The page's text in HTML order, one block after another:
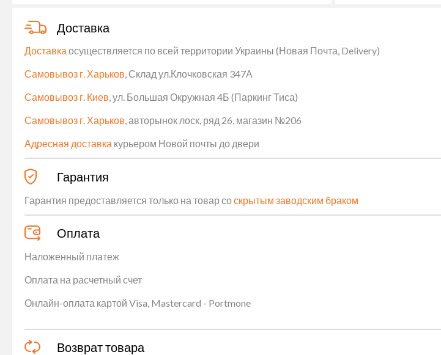
Доставка
Доставка осуществляется по всей территории Украины (Новая Почта, Delivery)
Самовывоз г. Харьков , Склад ул.Клочковская 347А
Самовывоз г. Киев , ул. Большая Окружная 4Б (Паркинг Тиса)
Самовывоз г. Харьков , авторынок лоск, ряд 26, магазин №206
Адресная доставка курьером Новой почты до двери
Гарантия
Гарантия предоставляется только на товар соскрытым заводским браком
Оплата
Наложенный платеж
Оплата на расчетный счет
Онлайн-оплата картой Visa, Mastercard - Portmone
Возврат товара